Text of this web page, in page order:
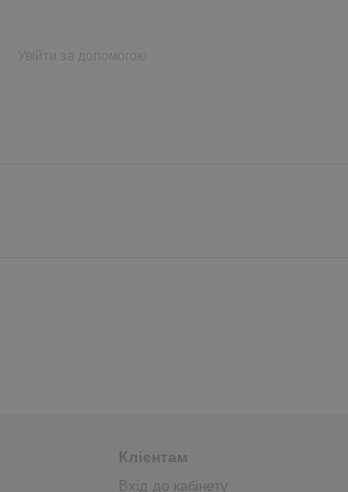
Клієнтам
Вхід до кабінету